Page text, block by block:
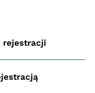
rejestracji